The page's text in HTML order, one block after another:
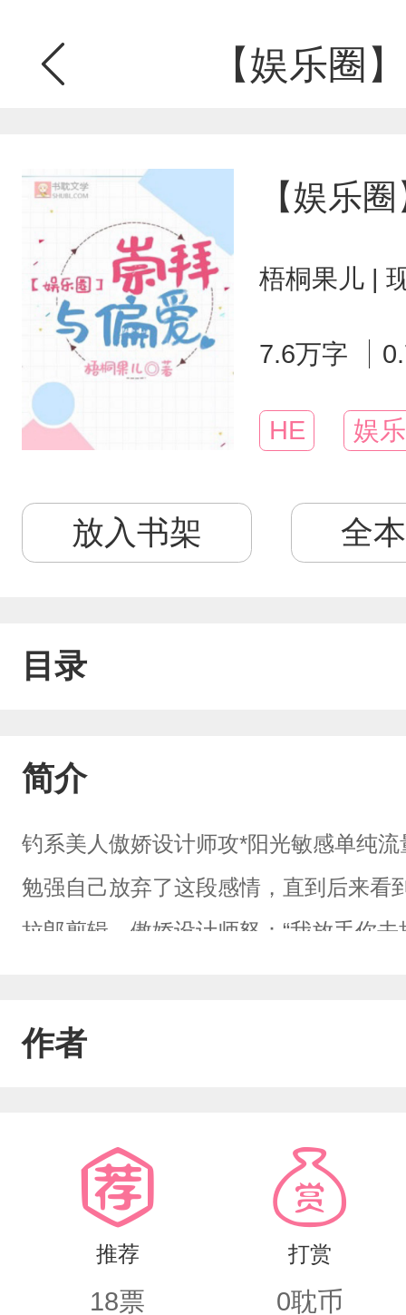
【娱乐圈
【娱乐
梧桐果儿 |
7.6万字
HE 娱
放入书架 全
目录
简介
钓系美人傲娇设计师攻*阳光敏感单纯
勉强自己放弃了这段感情，直到后来看
拉郎剪辑。傲娇设计师怒：“我放手你
作者
推荐
18票
打赏
0耽币